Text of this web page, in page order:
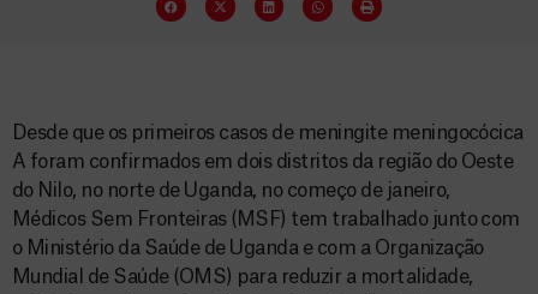
Desde que os primeiros casos de meningite meningocócica
A foram confirmados em dois distritos da região do Oeste
do Nilo, no norte de Uganda, no começo de janeiro,
Médicos Sem Fronteiras (MSF) tem trabalhado junto com
o Ministério da Saúde de Uganda e com a Organização
Mundial de Saúde (OMS) para reduzir a mortalidade,